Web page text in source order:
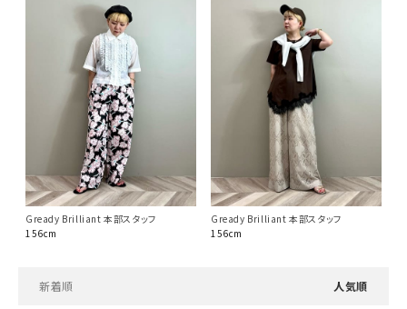
Gready Brilliant 本部スタッフ
156cm
Gready Brilliant 本部スタッフ
156cm
新着順 人気順